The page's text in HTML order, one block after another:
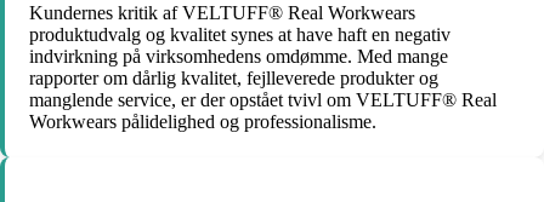
Kundernes kritik af VELTUFF® Real Workwears
produktudvalg og kvalitet synes at have haft en negativ
indvirkning på virksomhedens omdømme. Med mange
rapporter om dårlig kvalitet, fejlleverede produkter og
manglende service, er der opstået tvivl om VELTUFF® Real
Workwears pålidelighed og professionalisme.